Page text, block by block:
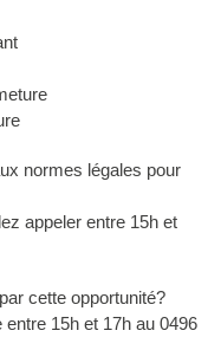
normes légales pour
appeler entre 15h et
cette opportunité?
15h et 17h au 0496